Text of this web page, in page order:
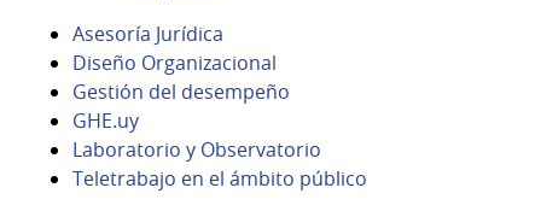
Asesoría Jurídica
Diseño Organizacional
Gestión del desempeño
GHE.uy
Laboratorio y Observatorio
Teletrabajo en el ámbito público